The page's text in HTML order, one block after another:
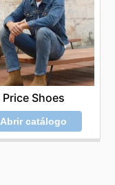
Price Shoes
Abrir catálogo